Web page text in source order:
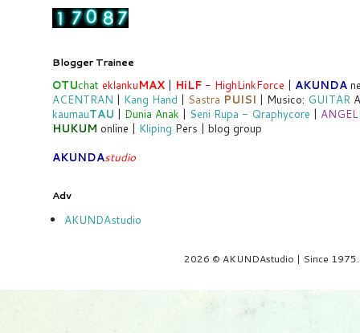
Blogger Trainee
OTUchat eklankuMAX | HiLF - HighLinkForce | AKUNDA
ACENTRAN | Kang Hand | Sastra PUISI | Musico: GUITAR
kaumauTAU | Dunia Anak | Seni Rupa - Qraphycore |
HUKUM online | Kliping Pers | blog group
AKUNDAstudio
Adv
AKUNDAstudio
2026 © AKUNDAstudio | Since